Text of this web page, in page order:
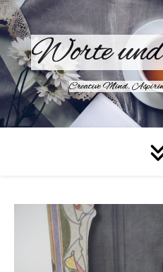
Worte
Creative Mind.